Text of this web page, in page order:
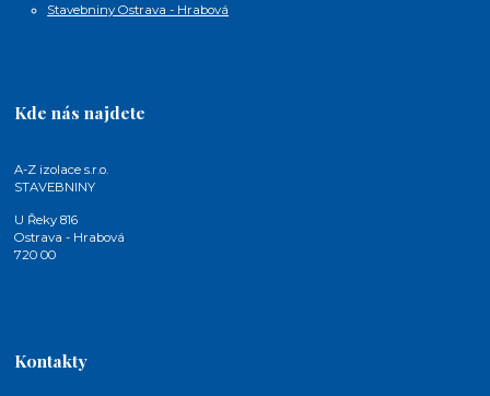
Stavebniny Ostrava - Hrabová
Kde nás najdete
A-Z izolace s.r.o.
STAVEBNINY
U Řeky 816
Ostrava - Hrabová
720 00
Kontakty